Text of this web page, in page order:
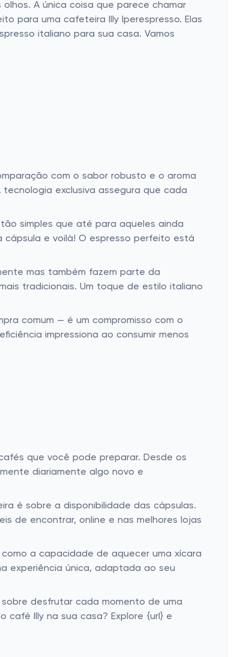
A única coisa que parece chamar
para uma cafeteira Illy Iperespresso. Elas
italiano para sua casa. Vamos
com o sabor robusto e o aroma
exclusiva assegura que cada
simples que até para aqueles ainda
cápsula e voilà! O espresso perfeito está
mas também fazem parte da
tradicionais. Um toque de estilo italiano
comum — é um compromisso com o
impressiona ao consumir menos
que você pode preparar. Desde os
diariamente algo novo e
é sobre a disponibilidade das cápsulas.
de encontrar, online e nas melhores lojas
a capacidade de aquecer uma xícara
experiência única, adaptada ao seu
desfrutar cada momento de uma
café Illy na sua casa? Explore {url} e